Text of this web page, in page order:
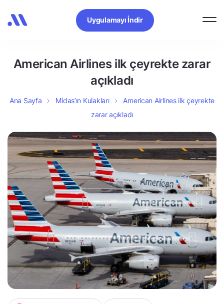
Uygulamayı İndir
American Airlines ilk çeyrekte zarar
açıkladı
Ana Sayfa Midas’ın Kulakları
American Airlines ilk çeyrekte
zarar açıkladı